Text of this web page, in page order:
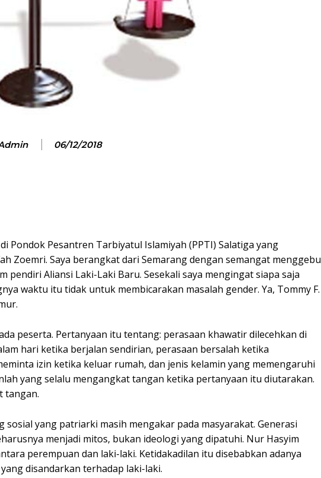
06/12/2018
Pondok Pesantren Tarbiyatul Islamiyah (PPTI) Salatiga yang
Zoemri. Saya berangkat dari Semarang dengan semangat menggebu
Aliansi Laki-Laki Baru. Sesekali saya mengingat siapa saja
waktu itu tidak untuk membicarakan masalah gender. Ya, Tommy F.
peserta. Pertanyaan itu tentang: perasaan khawatir dilecehkan di
hari ketika berjalan sendirian, perasaan bersalah ketika
izin ketika keluar rumah, dan jenis kelamin yang memengaruhi
yang selalu mengangkat tangan ketika pertanyaan itu diutarakan.
tangan.
yang patriarki masih mengakar pada masyarakat. Generasi
menjadi mitos, bukan ideologi yang dipatuhi. Nur Hasyim
perempuan dan laki-laki. Ketidakadilan itu disebabkan adanya
disandarkan terhadap laki-laki.